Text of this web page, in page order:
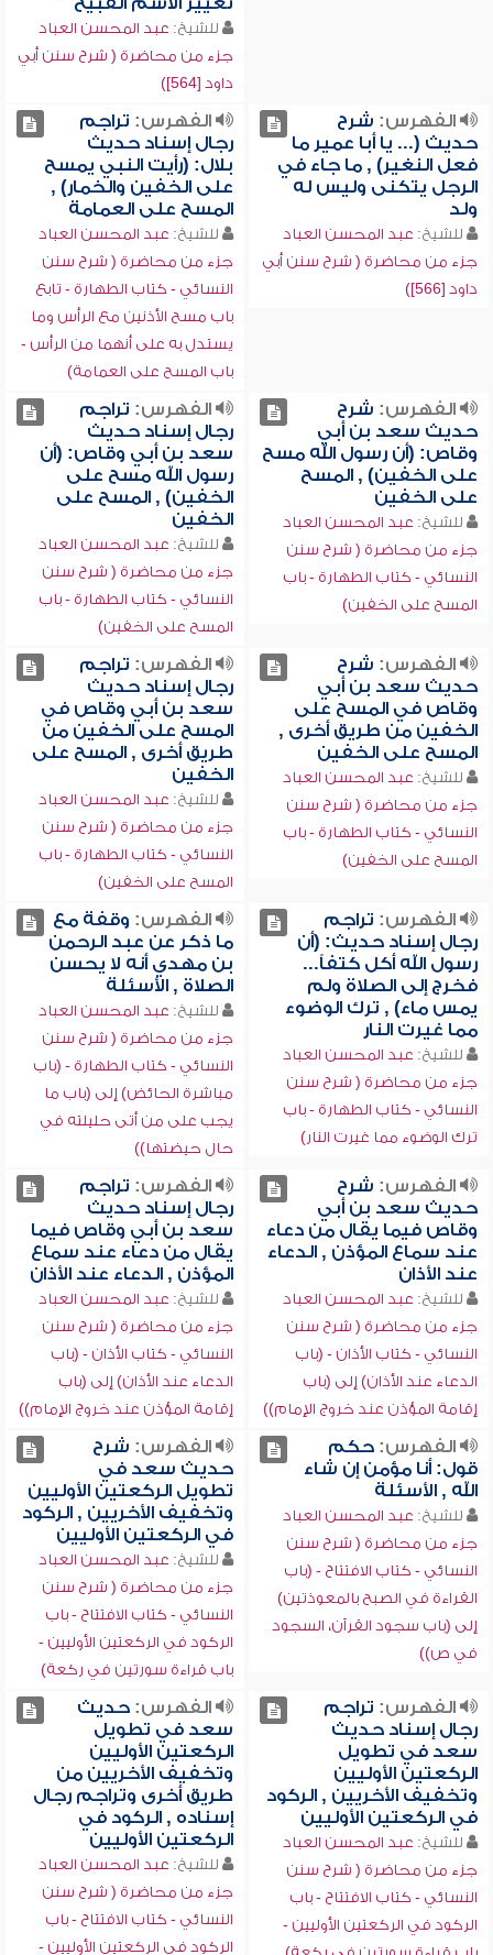
للشيخ: عبد المحسن العباد
جزء من محاضرة ( شرح سنن أبي
داود [564])
الفهرس: شرح
حديث (... يا أبا عمير ما
فعل النغير) , ما جاء في
الرجل يتكنى وليس له
ولد
للشيخ: عبد المحسن العباد
جزء من محاضرة ( شرح سنن أبي
داود [566])
الفهرس: تراجم
رجال إسناد حديث
بلال: (رأيت النبي يمسح
على الخفين والخمار) ,
المسح على العمامة
للشيخ: عبد المحسن العباد
جزء من محاضرة ( شرح سنن
النسائي - كتاب الطهارة - تابع
باب مسح الأذنين مع الرأس وما
يستدل به على أنهما من الرأس -
باب المسح على العمامة)
الفهرس: شرح
حديث سعد بن أبي
وقاص: (أن رسول الله مسح
على الخفين) , المسح
على الخفين
للشيخ: عبد المحسن العباد
جزء من محاضرة ( شرح سنن
النسائي - كتاب الطهارة - باب
المسح على الخفين)
الفهرس: تراجم
رجال إسناد حديث
سعد بن أبي وقاص: (أن
رسول الله مسح على
الخفين) , المسح على
الخفين
للشيخ: عبد المحسن العباد
جزء من محاضرة ( شرح سنن
النسائي - كتاب الطهارة - باب
المسح على الخفين)
الفهرس: شرح
حديث سعد بن أبي
وقاص في المسح على
الخفين من طريق أخرى ,
المسح على الخفين
للشيخ: عبد المحسن العباد
جزء من محاضرة ( شرح سنن
النسائي - كتاب الطهارة - باب
المسح على الخفين)
الفهرس: تراجم
رجال إسناد حديث
سعد بن أبي وقاص في
المسح على الخفين من
طريق أخرى , المسح على
الخفين
للشيخ: عبد المحسن العباد
جزء من محاضرة ( شرح سنن
النسائي - كتاب الطهارة - باب
المسح على الخفين)
الفهرس: تراجم
رجال إسناد حديث: (أن
رسول الله أكل كتفاً...
فخرج إلى الصلاة ولم
يمس ماء) , ترك الوضوء
مما غيرت النار
للشيخ: عبد المحسن العباد
جزء من محاضرة ( شرح سنن
النسائي - كتاب الطهارة - باب
ترك الوضوء مما غيرت النار)
الفهرس: وقفة مع
ما ذكر عن عبد الرحمن
بن مهدي أنه لا يحسن
الصلاة , الأسئلة
للشيخ: عبد المحسن العباد
جزء من محاضرة ( شرح سنن
النسائي - كتاب الطهارة - (باب
مباشرة الحائض) إلى (باب ما
يجب على من أتى حليلته في
حال حيضتها))
الفهرس: شرح
حديث سعد بن أبي
وقاص فيما يقال من دعاء
عند سماع المؤذن , الدعاء
عند الأذان
للشيخ: عبد المحسن العباد
جزء من محاضرة ( شرح سنن
النسائي - كتاب الأذان - (باب
الدعاء عند الأذان) إلى (باب
إقامة المؤذن عند خروج الإمام))
الفهرس: تراجم
رجال إسناد حديث
سعد بن أبي وقاص فيما
يقال من دعاء عند سماع
المؤذن , الدعاء عند الأذان
للشيخ: عبد المحسن العباد
جزء من محاضرة ( شرح سنن
النسائي - كتاب الأذان - (باب
الدعاء عند الأذان) إلى (باب
إقامة المؤذن عند خروج الإمام))
الفهرس:حكم
قول: أنا مؤمن إن شاء
الله , الأسئلة
للشيخ: عبد المحسن العباد
جزء من محاضرة ( شرح سنن
النسائي - كتاب الافتتاح - (باب
القراءة في الصبح بالمعوذتين)
إلى (باب سجود القرآن، السجود
في ص))
الفهرس: شرح
حديث سعد في
تطويل الركعتين الأوليين
وتخفيف الأخريين , الركود
في الركعتين الأوليين
للشيخ: عبد المحسن العباد
جزء من محاضرة ( شرح سنن
النسائي - كتاب الافتتاح - باب
الركود في الركعتين الأوليين -
باب قراءة سورتين في ركعة)
الفهرس: تراجم
رجال إسناد حديث
سعد في تطويل
الركعتين الأوليين
وتخفيف الأخريين , الركود
في الركعتين الأوليين
للشيخ: عبد المحسن العباد
جزء من محاضرة ( شرح سنن
النسائي - كتاب الافتتاح - باب
الركود في الركعتين الأوليين -
الفهرس:حديث
سعد في تطويل
الركعتين الأوليين
وتخفيف الأخريين من
طريق أخرى وتراجم رجال
إسناده , الركود في
الركعتين الأوليين
للشيخ: عبد المحسن العباد
جزء من محاضرة ( شرح سنن
النسائي - كتاب الافتتاح - باب
الركود في الركعتين الأوليين -